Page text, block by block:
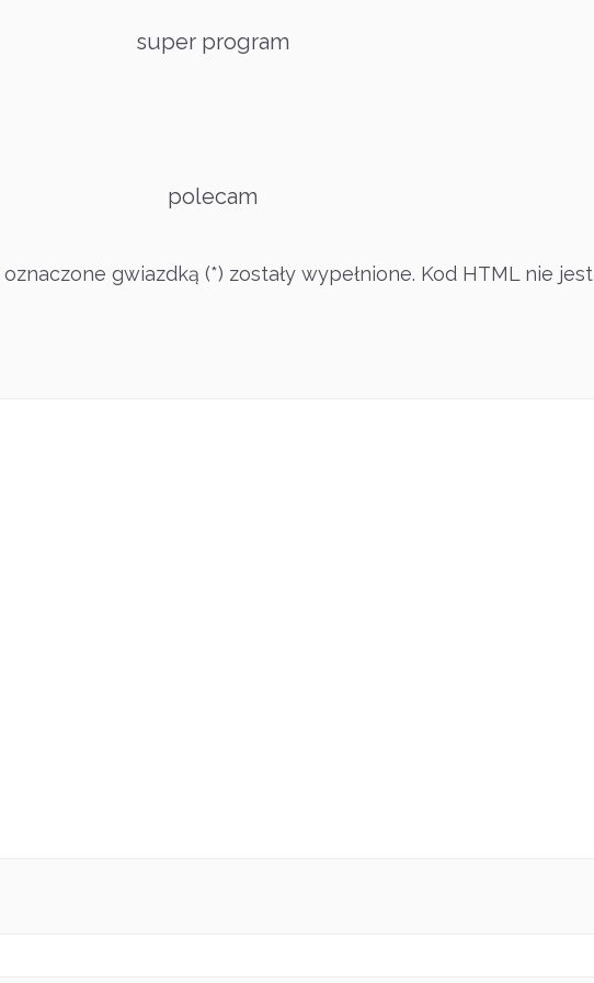
super program
polecam
gwiazdką (*) zostały wypełnione. Kod HTML nie jest